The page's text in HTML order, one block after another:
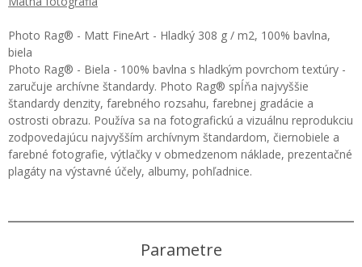
Photo Rag® - Matt FineArt - Hladký 308 g / m2, 100% bavlna,
biela
Photo Rag® - Biela - 100% bavlna s hladkým povrchom textúry -
zaručuje archívne štandardy. Photo Rag® spĺňa najvyššie
štandardy denzity, farebného rozsahu, farebnej gradácie a
ostrosti obrazu. Používa sa na fotografickú a vizuálnu reprodukciu
zodpovedajúcu najvyšším archívnym štandardom, čiernobiele a
farebné fotografie, výtlačky v obmedzenom náklade, prezentačné
plagáty na výstavné účely, albumy, pohľadnice.
Parametre